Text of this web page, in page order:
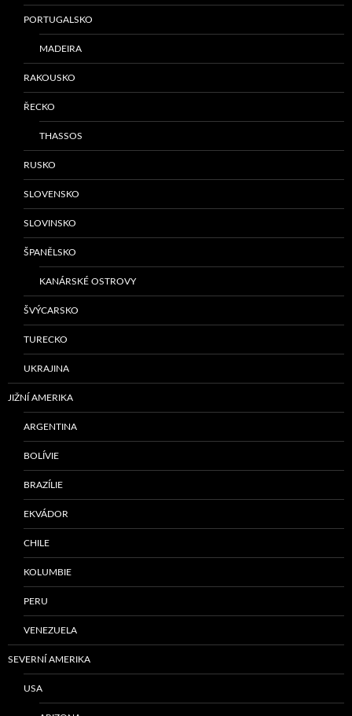
PORTUGALSKO
MADEIRA
RAKOUSKO
ŘECKO
THASSOS
RUSKO
SLOVENSKO
SLOVINSKO
ŠPANĚLSKO
KANÁRSKÉ OSTROVY
ŠVÝCARSKO
TURECKO
UKRAJINA
JIŽNÍ AMERIKA
ARGENTINA
BOLÍVIE
BRAZÍLIE
EKVÁDOR
CHILE
KOLUMBIE
PERU
VENEZUELA
SEVERNÍ AMERIKA
USA